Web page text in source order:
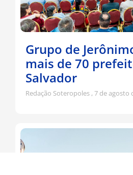
Grupo de
mais de 70
Salvador
Redação Soteropoles 7 de agosto